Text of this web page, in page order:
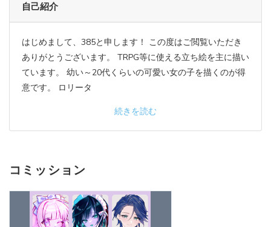
自己紹介
はじめまして、385と申します！ この度はご閲覧いただき
ありがとうございます。 TRPG等に使える立ち絵を主に描い
ています。 幼い～20代くらいの可愛い女の子を描くのが得
意です。 ロリータ
続きを読む
コミッション